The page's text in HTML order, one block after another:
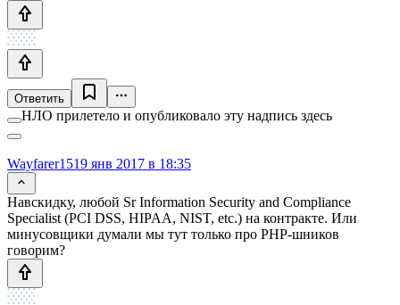
Ответить
НЛО прилетело и опубликовало эту надпись здесь
Wayfarer1519 янв 2017 в 18:35
Навскидку, любой Sr Information Security and Compliance
Specialist (PCI DSS, HIPAA, NIST, etc.) на контракте. Или
минусовщики думали мы тут только про PHP-шников
говорим?